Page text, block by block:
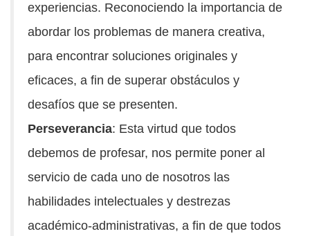
experiencias. Reconociendo la importancia de
abordar los problemas de manera creativa,
para encontrar soluciones originales y
eficaces, a fin de superar obstáculos y
desafíos que se presenten.
Perseverancia: Esta virtud que todos
debemos de profesar, nos permite poner al
servicio de cada uno de nosotros las
habilidades intelectuales y destrezas
académico-administrativas, a fin de que todos